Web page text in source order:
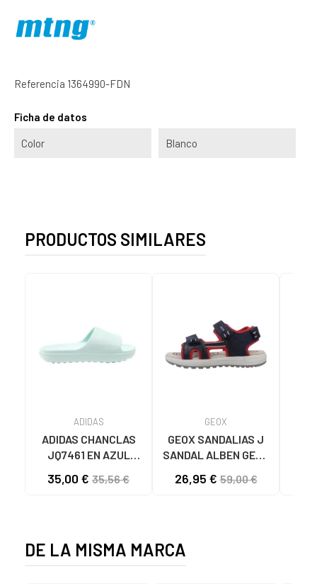
Referencia 1364990-FDN
Ficha de datos
Color Blanco
PRODUCTOS SIMILARES
ADIDAS
ADIDAS CHANCLAS
JQ7461 EN AZUL
MULTICOLOR
35,00 € 35,56 €
GEOX
GEOX SANDALIAS J
SANDAL ALBEN GEOX
26,95 €59,00 €
DE LA MISMA MARCA